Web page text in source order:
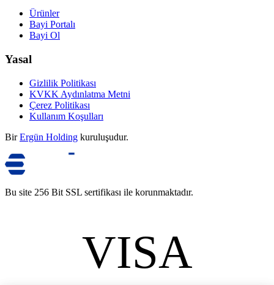
Ürünler
Bayi Portalı
Bayi Ol
Yasal
Gizlilik Politikası
KVKK Aydınlatma Metni
Çerez Politikası
Kullanım Koşulları
Bir Ergün Holding kuruluşudur.
Bu site 256 Bit SSL sertifikası ile korunmaktadır.
VISA